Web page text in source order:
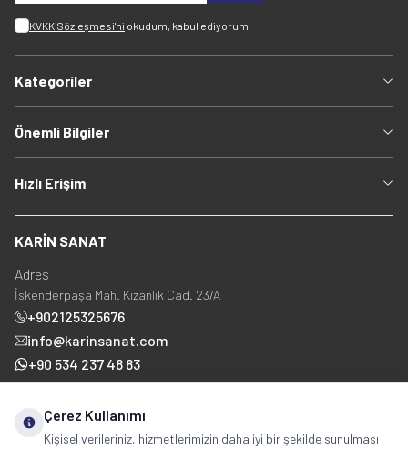
KVKK Sözleşmesi'ni okudum, kabul ediyorum.
Kategoriler
Önemli Bilgiler
Hızlı Erişim
KARİN SANAT
Adres
İskenderpaşa Mah. Kızanlık Cad. 23/A
+902125325676
info@karinsanat.com
+90 534 237 48 83
Çerez Kullanımı
Kişisel verileriniz, hizmetlerimizin daha iyi bir şekilde sunulması